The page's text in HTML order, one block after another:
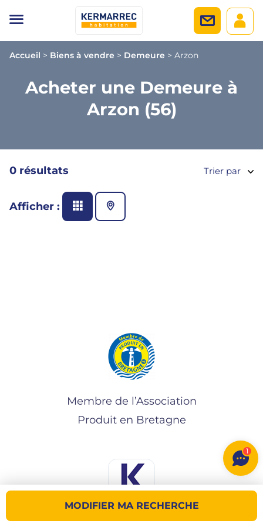
Accueil > Biens à vendre > Demeure > Arzon
Acheter une Demeure à
Arzon (56)
MODIFIER MA RECHERCHE
0 résultats Trier par
Afficher :
Membre de l’Association
Produit en Bretagne
1